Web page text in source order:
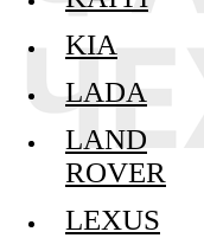
KIA
LADA
LAND
ROVER
LEXUS